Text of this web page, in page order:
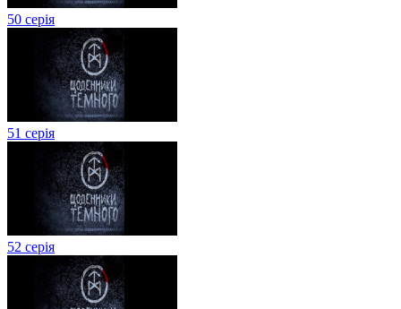
50 серія
51 серія
52 серія